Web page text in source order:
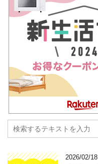
2026/02/18